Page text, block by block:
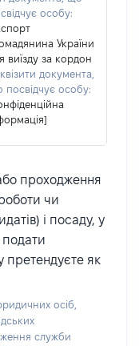
особу:
України
виїзду за кордон
документа,
посвідчує особу:
проходження
чи
і посаду, у
подати
претендуєте як
осіб,
служби